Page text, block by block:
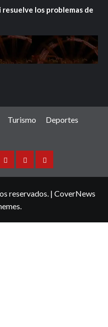
los problemas de
Turismo Deportes
Espectaculos
TurismoDeportes
reservados. | CoverNews